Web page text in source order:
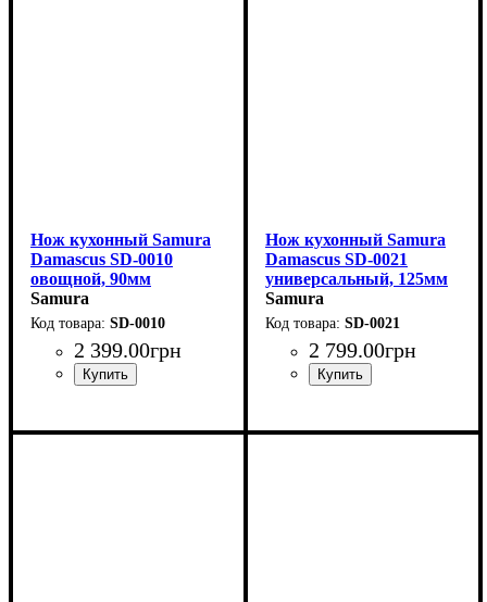
Нож кухонный Samura
Damascus SD-0010
овощной, 90мм
Samura
SD-0010
2 399.00грн
Нож кухонный Samura
Damascus SD-0021
универсальный, 125мм
Samura
SD-0021
2 799.00грн